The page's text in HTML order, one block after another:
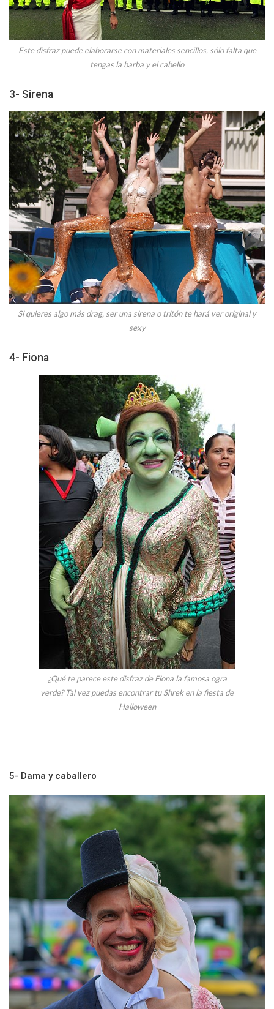
Este disfraz puede elaborarse con materiales sencillos, sólo falta que
tengas la barba y el cabello
3- Sirena
Si quieres algo más drag, ser una sirena o tritón te hará ver original y
sexy
4- Fiona
¿Qué te parece este disfraz de Fiona la famosa ogra
verde? Tal vez puedas encontrar tu Shrek en la fiesta de
Halloween
5- Dama y caballero